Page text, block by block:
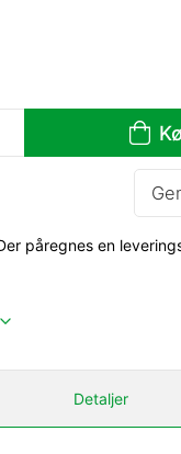
påregnes en
Detaljer